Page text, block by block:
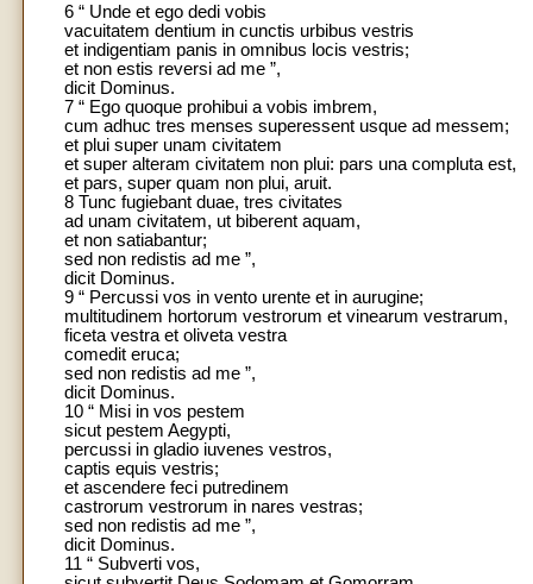
6 “ Unde et ego dedi vobis
vacuitatem dentium in cunctis urbibus vestris
et indigentiam panis in omnibus locis vestris;
et non estis reversi ad me ”,
dicit Dominus.
7 “ Ego quoque prohibui a vobis imbrem,
cum adhuc tres menses superessent usque ad messem;
et plui super unam civitatem
et super alteram civitatem non plui: pars una compluta est,
et pars, super quam non plui, aruit.
8 Tunc fugiebant duae, tres civitates
ad unam civitatem, ut biberent aquam,
et non satiabantur;
sed non redistis ad me ”,
dicit Dominus.
9 “ Percussi vos in vento urente et in aurugine;
multitudinem hortorum vestrorum et vinearum vestrarum,
ficeta vestra et oliveta vestra
comedit eruca;
sed non redistis ad me ”,
dicit Dominus.
10 “ Misi in vos pestem
sicut pestem Aegypti,
percussi in gladio iuvenes vestros,
captis equis vestris;
et ascendere feci putredinem
castrorum vestrorum in nares vestras;
sed non redistis ad me ”,
dicit Dominus.
11 “ Subverti vos,